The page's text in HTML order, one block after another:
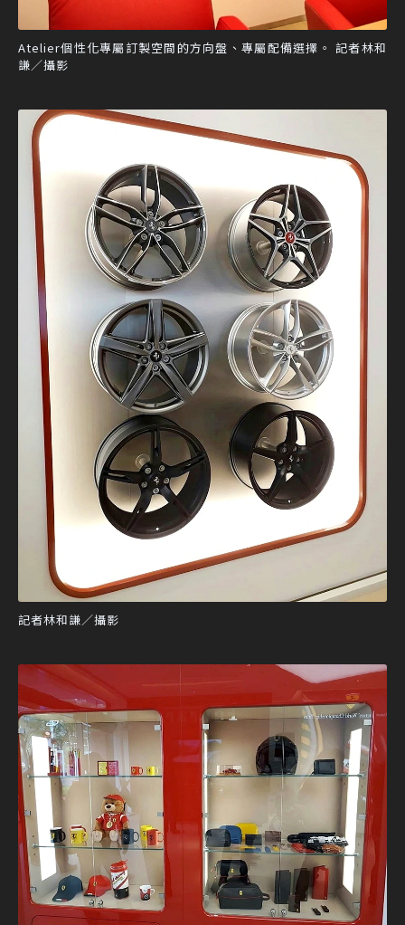
Atelier個性化專屬訂製空間的方向盤、專屬配備選擇。 記者林和
謙／攝影
記者林和謙／攝影